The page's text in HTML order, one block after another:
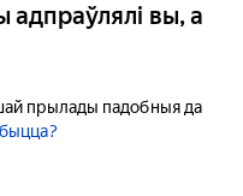
адпраўлялі вы, а
прылады падобныя да